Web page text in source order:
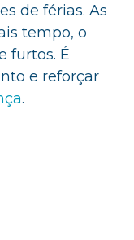
de férias. As
tempo, o
furtos. É
e reforçar
.